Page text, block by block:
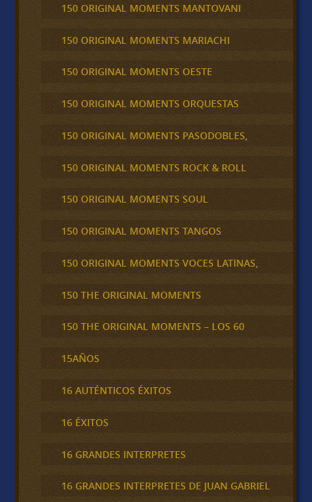
150 ORIGINAL MOMENTS MANTOVANI
150 ORIGINAL MOMENTS MARIACHI
150 ORIGINAL MOMENTS OESTE
150 ORIGINAL MOMENTS ORQUESTAS
150 ORIGINAL MOMENTS PASODOBLES,
150 ORIGINAL MOMENTS ROCK & ROLL
150 ORIGINAL MOMENTS SOUL
150 ORIGINAL MOMENTS TANGOS
150 ORIGINAL MOMENTS VOCES LATINAS,
150 THE ORIGINAL MOMENTS
150 THE ORIGINAL MOMENTS – LOS 60
15AÑOS
16 AUTÉNTICOS ÉXITOS
16 ÉXITOS
16 GRANDES INTERPRETES
16 GRANDES INTERPRETES DE JUAN GABRIEL